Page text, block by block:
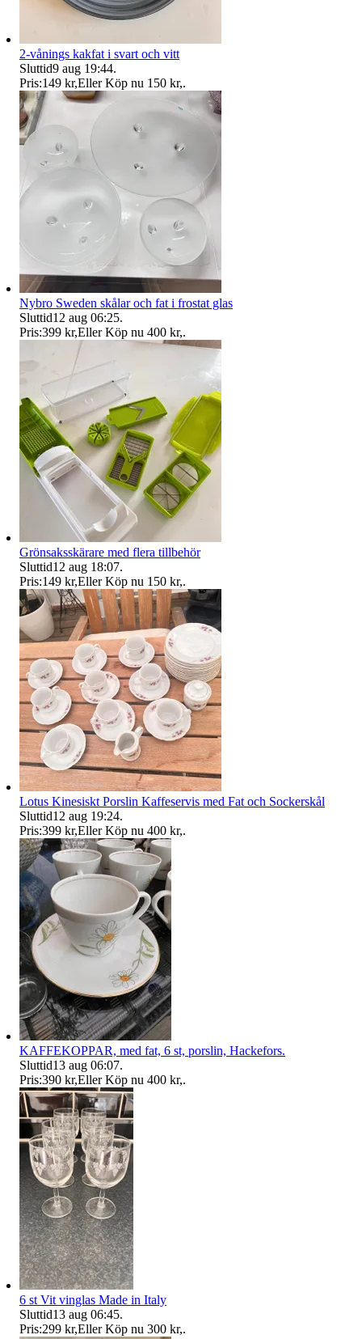
2-vånings kakfat i svart och vitt
Sluttid9 aug 19:44.
Pris:149 kr,Eller Köp nu 150 kr,.
Nybro Sweden skålar och fat i frostat glas
Sluttid12 aug 06:25.
Pris:399 kr,Eller Köp nu 400 kr,.
Grönsaksskärare med flera tillbehör
Sluttid12 aug 18:07.
Pris:149 kr,Eller Köp nu 150 kr,.
Lotus Kinesiskt Porslin Kaffeservis med Fat och Sockerskål
Sluttid12 aug 19:24.
Pris:399 kr,Eller Köp nu 400 kr,.
KAFFEKOPPAR, med fat, 6 st, porslin, Hackefors.
Sluttid13 aug 06:07.
Pris:390 kr,Eller Köp nu 400 kr,.
6 st Vit vinglas Made in Italy
Sluttid13 aug 06:45.
Pris:299 kr,Eller Köp nu 300 kr,.